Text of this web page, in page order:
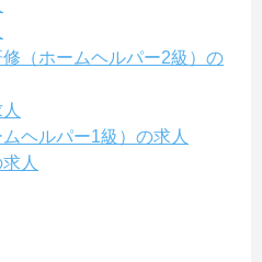
（ホームヘルパー2級）の
ヘルパー1級）の求人
人